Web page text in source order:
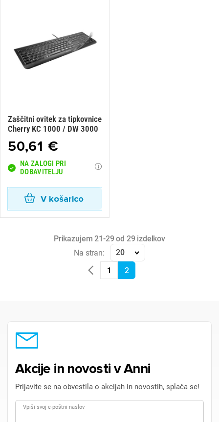
Zaščitni ovitek za tipkovnice
Cherry KC 1000 / DW 3000
50,61 €
NA ZALOGI PRI
DOBAVITELJU
V košarico
Prikazujem 21-29 od 29 izdelkov
Na stran:
20
1
2
Akcije in novosti v Anni
Prijavite se na obvestila o akcijah in novostih, splača se!
Vpiši svoj e-poštni naslov
Za dodajanje na seznam želja morate biti prijavljeni.